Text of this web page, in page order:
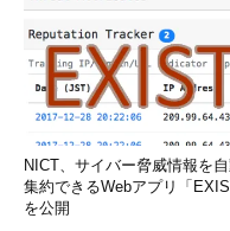
NICT、サイバー脅威情報を
集約できるWebアプリ「
を公開